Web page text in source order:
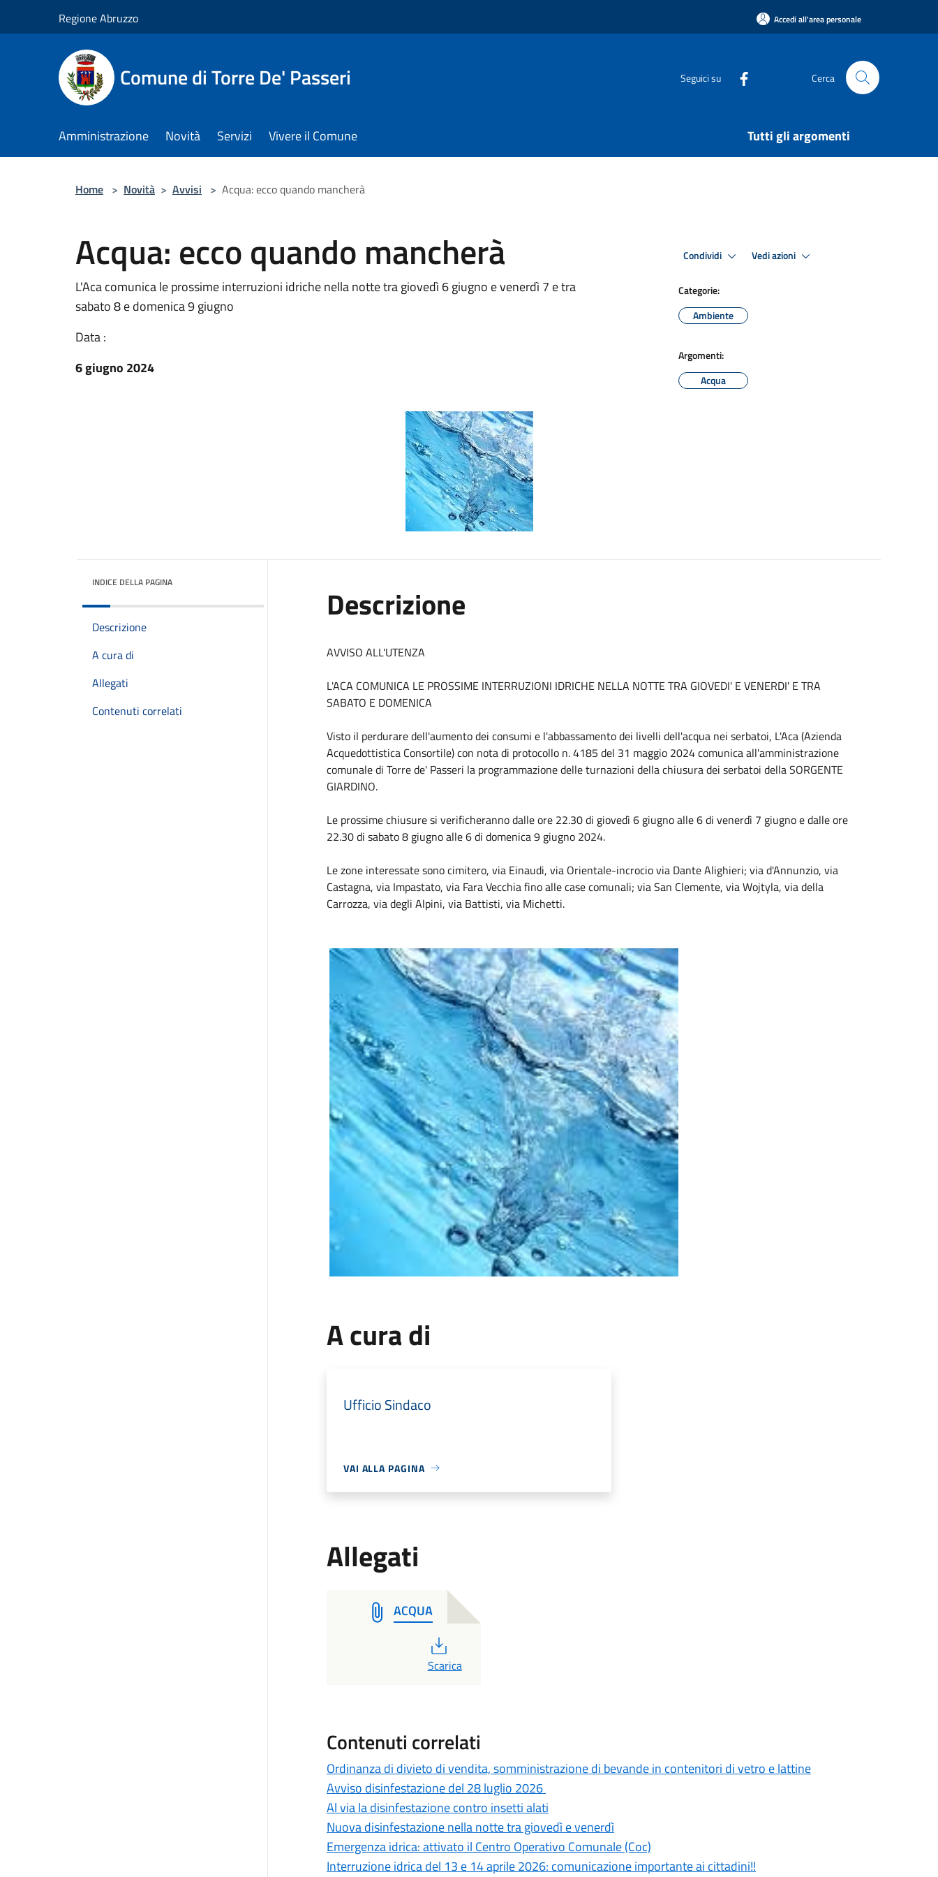
Regione Abruzzo Accedi all'area personale
Comune di Torre De' Passeri Seguici su Cerca
Amministrazione Novità Servizi Vivere il Comune Tutti gli argomenti
Home > Novità > Avvisi > Acqua: ecco quando mancherà
Acqua: ecco quando mancherà
L'Aca comunica le prossime interruzioni idriche nella notte tra giovedì 6 giugno e venerdì 7 e tra
sabato 8 e domenica 9 giugno
Data :
6 giugno 2024
Condividi Vedi azioni
Categorie:
Ambiente
Argomenti:
Acqua
INDICE DELLA PAGINA
Descrizione
A cura di
Allegati
Contenuti correlati
Descrizione
AVVISO ALL'UTENZA
L'ACA COMUNICA LE PROSSIME INTERRUZIONI IDRICHE NELLA NOTTE TRA GIOVEDI' E VENERDI' E TRA
SABATO E DOMENICA
Visto il perdurare dell'aumento dei consumi e l'abbassamento dei livelli dell'acqua nei serbatoi, L'Aca (Azienda
Acquedottistica Consortile) con nota di protocollo n. 4185 del 31 maggio 2024 comunica all'amministrazione
comunale di Torre de' Passeri la programmazione delle turnazioni della chiusura dei serbatoi della SORGENTE
GIARDINO.
Le prossime chiusure si verificheranno dalle ore 22.30 di giovedì 6 giugno alle 6 di venerdì 7 giugno e dalle ore
22.30 di sabato 8 giugno alle 6 di domenica 9 giugno 2024.
Le zone interessate sono cimitero, via Einaudi, via Orientale-incrocio via Dante Alighieri; via d'Annunzio, via
Castagna, via Impastato, via Fara Vecchia fino alle case comunali; via San Clemente, via Wojtyla, via della
Carrozza, via degli Alpini, via Battisti, via Michetti.
A cura di
Ufficio Sindaco
VAI ALLA PAGINA
Allegati
ACQUA
PDF
Scarica
Contenuti correlati
Ordinanza di divieto di vendita, somministrazione di bevande in contenitori di vetro e lattine
Avviso disinfestazione del 28 luglio 2026
Al via la disinfestazione contro insetti alati
Nuova disinfestazione nella notte tra giovedì e venerdì
Emergenza idrica: attivato il Centro Operativo Comunale (Coc)
Interruzione idrica del 13 e 14 aprile 2026: comunicazione importante ai cittadini!!